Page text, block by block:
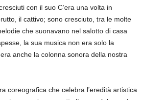
con il suo C’era una volta in
il cattivo; sono cresciuto, tra le molte
che suonavano nel salotto di casa
la sua musica non era solo la
anche la colonna sonora della nostra
coreografica che celebra l’eredità artistica